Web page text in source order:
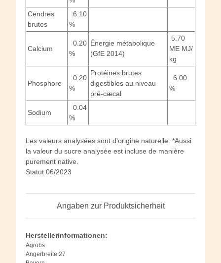
Cendres
brutes
6.10
%
Calcium
0.20
%
Énergie métabolique
(GfE 2014)
5.70
ME MJ/
kg
Phosphore
0.20
%
Protéines brutes
digestibles au niveau
pré-cæcal
6.00
%
Sodium
0.04
%
Les valeurs analysées sont d'origine naturelle. *Aussi
la valeur du sucre analysée est incluse de manière
purement native.
Statut 06/2023
Angaben zur Produktsicherheit
Herstellerinformationen:
Agrobs
Angerbreite 27